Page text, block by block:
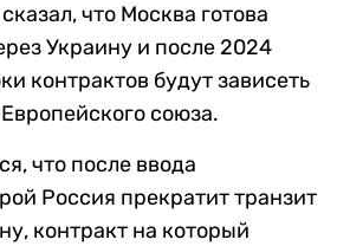
что Москва готова
Украину и после 2024
контрактов будут зависеть
союза.
что после ввода
Россия прекратит транзит
контракт на который